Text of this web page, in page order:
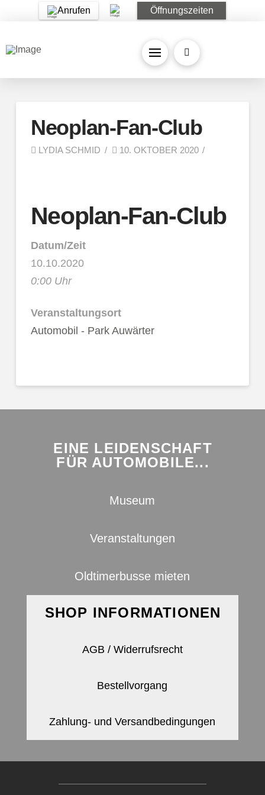
Anrufen Öffnungszeiten
Neoplan-Fan-Club
LYDIA SCHMID 10. OKTOBER 2020
Neoplan-Fan-Club
Datum/Zeit
10.10.2020
0:00 Uhr
Veranstaltungsort
Automobil - Park Auwärter
EINE LEIDENSCHAFT
FÜR AUTOMOBILE...
Museum
Veranstaltungen
Oldtimerbusse mieten
SHOP INFORMATIONEN
AGB / Widerrufsrecht
Bestellvorgang
Zahlung- und Versandbedingungen